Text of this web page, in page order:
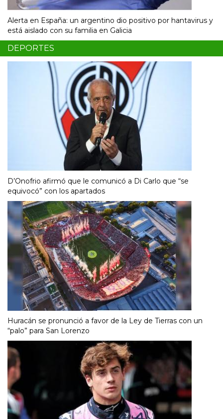
Alerta en España: un argentino dio positivo por hantavirus y
está aislado con su familia en Galicia
DEPORTES
D’Onofrio afirmó que le comunicó a Di Carlo que “se
equivocó” con los apartados
Huracán se pronunció a favor de la Ley de Tierras con un
“palo” para San Lorenzo